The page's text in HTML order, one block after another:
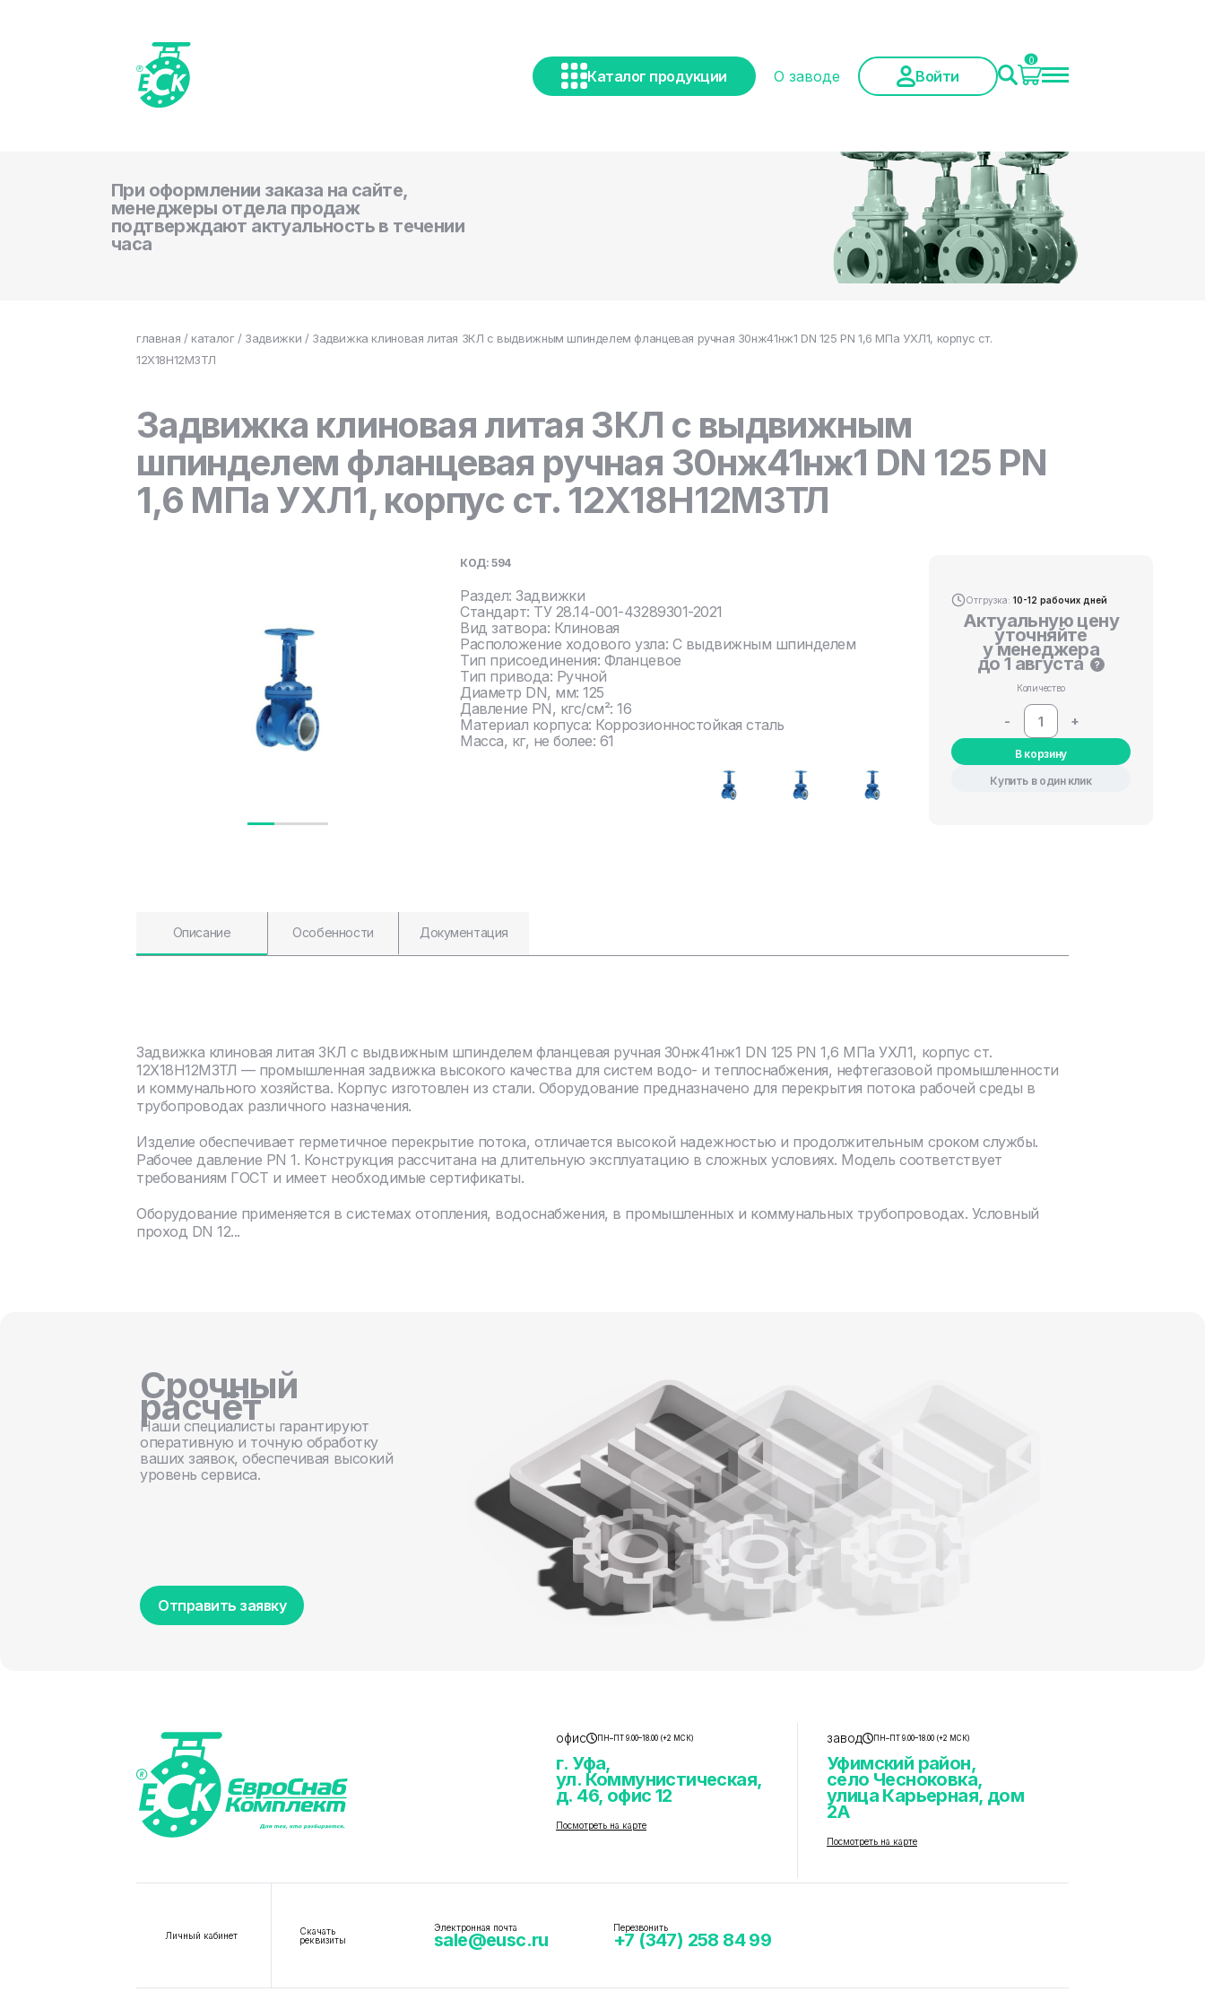
Каталог продукции О заводе Войти
0
При оформлении заказа на сайте,
менеджеры отдела продаж
подтверждают актуальность в течении
часа
главная / каталог/ Задвижки / Задвижка клиновая литая ЗКЛ с выдвижным шпинделем фланцевая ручная 30нж41нж1 DN 125 PN 1,6 МПа УХЛ1, корпус ст.
12Х18Н12М3ТЛ
Задвижка клиновая литая ЗКЛ с выдвижным
шпинделем фланцевая ручная 30нж41нж1 DN 125 PN
1,6 МПа УХЛ1, корпус ст. 12Х18Н12М3ТЛ
КОД: 594
Раздел: Задвижки
Стандарт: ТУ 28.14-001-43289301-2021
Вид затвора: Клиновая
Расположение ходового узла: С выдвижным шпинделем
Тип присоединения: Фланцевое
Тип привода: Ручной
Диаметр DN, мм: 125
Давление PN, кгс/см²: 16
Материал корпуса: Коррозионностойкая сталь
Масса, кг, не более: 61
Отгрузка: 10-12 рабочих дней
Актуальную цену
уточняйте
у менеджера
до 1 августа ?
Количество
- +
В корзину
Купить в один клик
Описание Особенности Документация
Задвижка клиновая литая ЗКЛ с выдвижным шпинделем фланцевая ручная 30нж41нж1 DN 125 PN 1,6 МПа УХЛ1, корпус ст.
12Х18Н12М3ТЛ — промышленная задвижка высокого качества для систем водо- и теплоснабжения, нефтегазовой промышленности
и коммунального хозяйства. Корпус изготовлен из стали. Оборудование предназначено для перекрытия потока рабочей среды в
трубопроводах различного назначения.
Изделие обеспечивает герметичное перекрытие потока, отличается высокой надежностью и продолжительным сроком службы.
Рабочее давление PN 1. Конструкция рассчитана на длительную эксплуатацию в сложных условиях. Модель соответствует
требованиям ГОСТ и имеет необходимые сертификаты.
Оборудование применяется в системах отопления, водоснабжения, в промышленных и коммунальных трубопроводах. Условный
проход DN 12...
Срочный
расчёт
Наши специалисты гарантируют
оперативную и точную обработку
ваших заявок, обеспечивая высокий
уровень сервиса.
Отправить заявку
офис ПН–ПТ 9.00–18.00 (+2 МСК)
г. Уфа,
ул. Коммунистическая,
д. 46, офис 12
Посмотреть на карте
завод ПН–ПТ 9.00–18.00 (+2 МСК)
Уфимский район,
село Чесноковка,
улица Карьерная, дом
2А
Посмотреть на карте
Личный кабинет
Скачать
реквизиты
Электронная почта
sale@eusc.ru
Перезвонить
+7 (347) 258 84 99